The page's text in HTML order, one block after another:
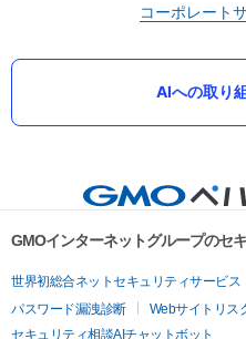
コーポレート
AIへの取り
GMOインターネットグループのセ
世界初総合ネットセキュリティサービス
パスワード漏洩診断
Webサイトリス
セキュリティ相談AIチャットボット